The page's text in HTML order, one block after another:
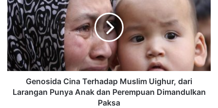
Genosida Cina Terhadap Muslim Uighur, dari
Larangan Punya Anak dan Perempuan Dimandulkan
Paksa